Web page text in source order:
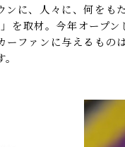
に、人々に、何をも
を取材。今年オープ
ファンに与えるもの